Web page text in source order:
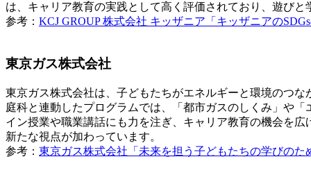
は、キャリア教育の実践として高く評価されており、遊び
参考： KCJ GROUP 株式会社 キッザニア「キッザニアの
東京ガス株式会社
東京ガス株式会社は、子どもたちがエネルギーと環境のつ
庭科と連動したプログラムでは、「都市ガスのしくみ」や
イン授業や職業講話にも力を注ぎ、キャリア教育の機会を
新たな視点が加わっています。
参考： 東京ガス株式会社「未来を担う子どもたちの学びの